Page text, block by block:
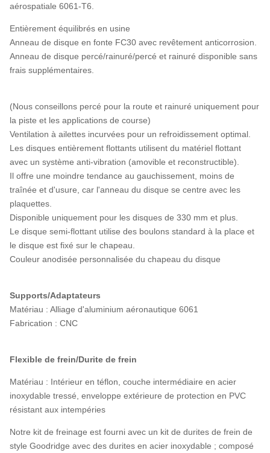
aérospatiale 6061-T6.
Entièrement équilibrés en usine
Anneau de disque en fonte FC30 avec revêtement anticorrosion.
Anneau de disque percé/rainuré/percé et rainuré disponible sans
frais supplémentaires.
(Nous conseillons percé pour la route et rainuré uniquement pour
la piste et les applications de course)
Ventilation à ailettes incurvées pour un refroidissement optimal.
Les disques entièrement flottants utilisent du matériel flottant
avec un système anti-vibration (amovible et reconstructible).
Il offre une moindre tendance au gauchissement, moins de
traînée et d'usure, car l'anneau du disque se centre avec les
plaquettes.
Disponible uniquement pour les disques de 330 mm et plus.
Le disque semi-flottant utilise des boulons standard à la place et
le disque est fixé sur le chapeau.
Couleur anodisée personnalisée du chapeau du disque
Supports/Adaptateurs
Matériau : Alliage d'aluminium aéronautique 6061
Fabrication : CNC
Flexible de frein/Durite de frein
Matériau : Intérieur en téflon, couche intermédiaire en acier
inoxydable tressé, enveloppe extérieure de protection en PVC
résistant aux intempéries
Notre kit de freinage est fourni avec un kit de durites de frein de
style Goodridge avec des durites en acier inoxydable ; composé